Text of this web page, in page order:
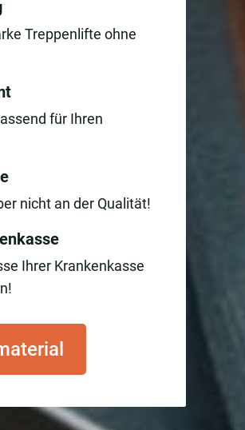
Treppenlifte ohne
für Ihren
nicht an der Qualität!
Ihrer Krankenkasse